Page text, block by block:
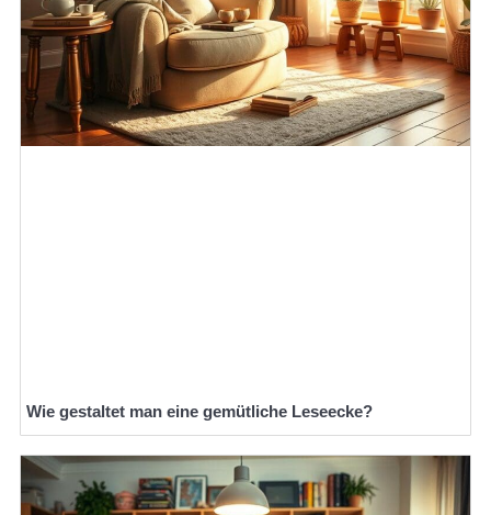
Wie gestaltet man eine gemütliche Leseecke?